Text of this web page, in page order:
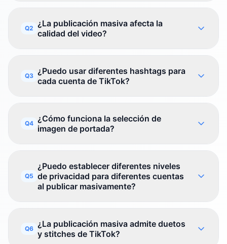
Q2 ¿La publicación masiva afecta la
calidad del video?
Q3 ¿Puedo usar diferentes hashtags para
cada cuenta de TikTok?
Q4 ¿Cómo funciona la selección de
imagen de portada?
Q5
¿Puedo establecer diferentes niveles
de privacidad para diferentes cuentas
al publicar masivamente?
Q6 ¿La publicación masiva admite duetos
y stitches de TikTok?